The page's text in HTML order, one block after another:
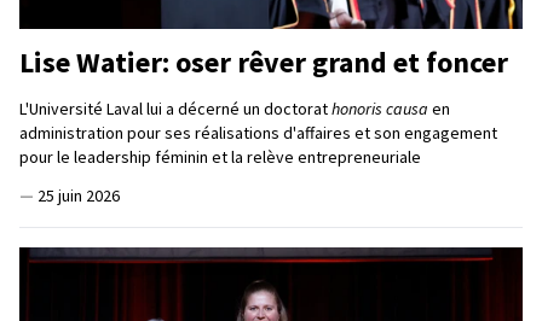
Lise Watier: oser rêver grand et foncer
L'Université Laval lui a décerné un doctorathonoris causa en
administration pour ses réalisations d'affaires et son engagement
pour le leadership féminin et la relève entrepreneuriale
— 25 juin 2026